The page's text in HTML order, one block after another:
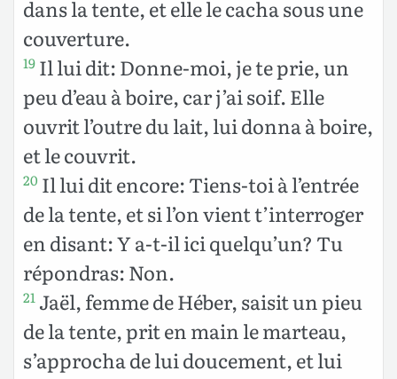
dans la tente, et elle le cacha sous une
couverture.
19 Il lui dit: Donne-moi, je te prie, un
peu d’eau à boire, car j’ai soif. Elle
ouvrit l’outre du lait, lui donna à boire,
et le couvrit.
20 Il lui dit encore: Tiens-toi à l’entrée
de la tente, et si l’on vient t’interroger
en disant: Y a-t-il ici quelqu’un? Tu
répondras: Non.
21 Jaël, femme de Héber, saisit un pieu
de la tente, prit en main le marteau,
s’approcha de lui doucement, et lui